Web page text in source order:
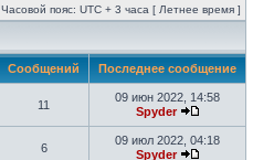
Часовой пояс: UTC + 3 часа [ Летнее время ]
Сообщений Последнее сообщение
11
09 июн 2022, 14:58
Spyder
6
09 июл 2022, 04:18
Spyder